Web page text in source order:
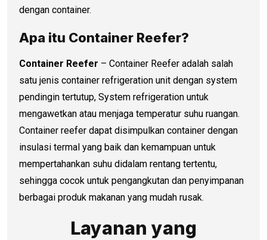
dengan container.
Apa itu Container Reefer?
Container Reefer – Container Reefer adalah salah
satu jenis container refrigeration unit dengan system
pendingin tertutup, System refrigeration untuk
mengawetkan atau menjaga temperatur suhu ruangan.
Container reefer dapat disimpulkan container dengan
insulasi termal yang baik dan kemampuan untuk
mempertahankan suhu didalam rentang tertentu,
sehingga cocok untuk pengangkutan dan penyimpanan
berbagai produk makanan yang mudah rusak.
Layanan yang